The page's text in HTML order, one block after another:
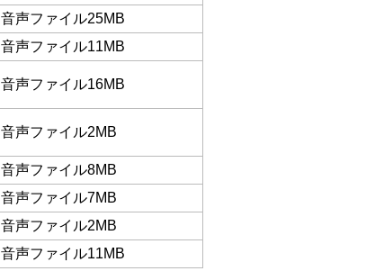
音声ファイル25MB
音声ファイル11MB
音声ファイル16MB
音声ファイル2MB
音声ファイル8MB
音声ファイル7MB
音声ファイル2MB
音声ファイル11MB